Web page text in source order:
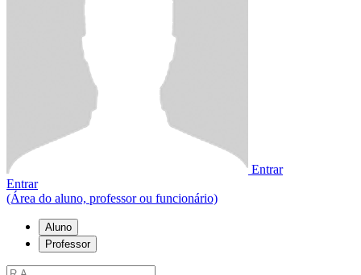
Entrar
Entrar
(Área do aluno, professor ou funcionário)
Aluno
Professor